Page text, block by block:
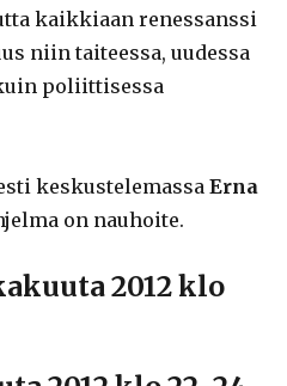
kaikkiaan renessanssi
niin taiteessa, uudessa
poliittisessa
keskustelemassa Erna
on nauhoite.
2012 klo